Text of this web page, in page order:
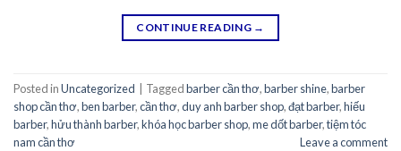
CONTINUE READING →
Posted inUncategorized Taggedbarber cần thơ,barber shine,barber
shop cần thơ,ben barber,cần thơ,duy anh barber shop,đạt barber,hiếu
barber,hửu thành barber,khóa học barber shop,me dốt barber,tiệm tóc
nam cần thơ
Leave a comment